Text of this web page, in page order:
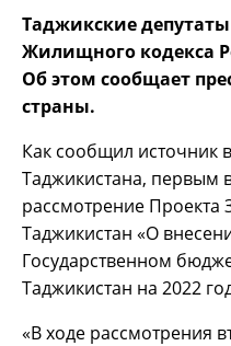
Таджикские
Жилищного кодекса
Об этом сообщает
страны.
Как сообщил источник
Таджикистана, первым
рассмотрение Проекта
Таджикистан «О
Государственном
Таджикистан на 2022
«В ходе рассмотрения